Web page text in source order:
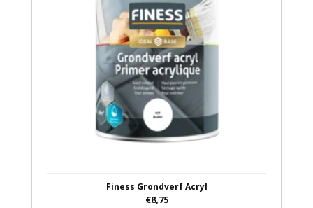
Finess Grondverf Acryl
€8,75